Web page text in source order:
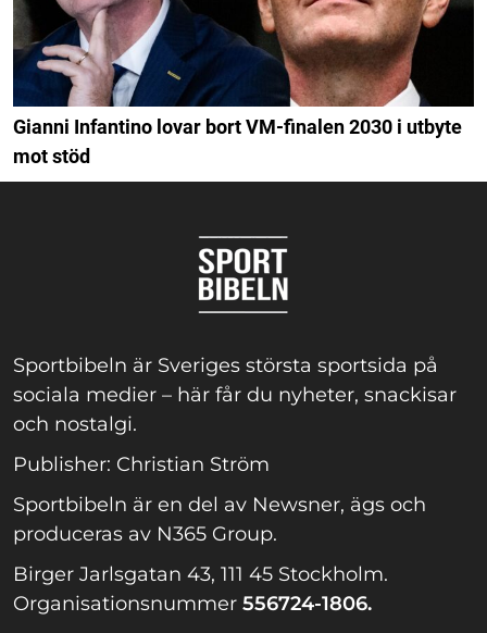
Gianni Infantino lovar bort VM-finalen 2030 i utbyte
mot stöd
Sportbibeln är Sveriges största sportsida på
sociala medier – här får du nyheter, snackisar
och nostalgi.
Publisher: Christian Ström
Sportbibeln är en del av Newsner, ägs och
produceras av N365 Group.
Birger Jarlsgatan 43, 111 45 Stockholm.
Organisationsnummer 556724-1806.